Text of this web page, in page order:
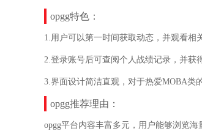
opgg特色：
1.用户可以第一时间获取动态，并观看相
2.登录账号后可查阅个人战绩记录，并获
3.界面设计简洁直观，对于热爱MOBA类
opgg推荐理由：
opgg平台内容丰富多元，用户能够浏览